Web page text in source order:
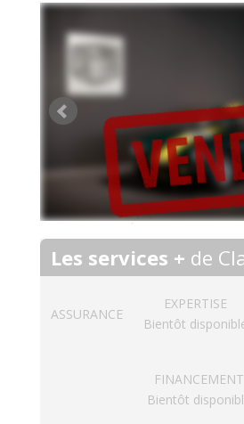
Les services + de
ASSURANCE
EXPERTISE
Bientôt
FINANCEMENT
Bientôt